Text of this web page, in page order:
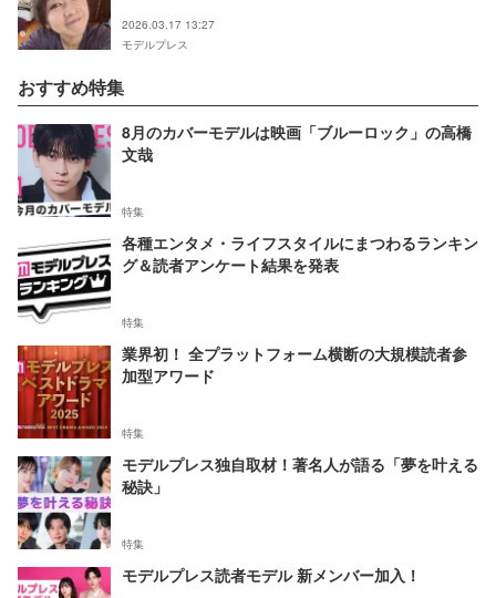
2026.03.17 13:27
モデルプレス
おすすめ特集
8月のカバーモデルは映画「ブルーロック」の高橋
文哉
特集
各種エンタメ・ライフスタイルにまつわるランキン
グ＆読者アンケート結果を発表
特集
業界初！ 全プラットフォーム横断の大規模読者参
加型アワード
特集
モデルプレス独自取材！著名人が語る「夢を叶える
秘訣」
特集
モデルプレス読者モデル 新メンバー加入！